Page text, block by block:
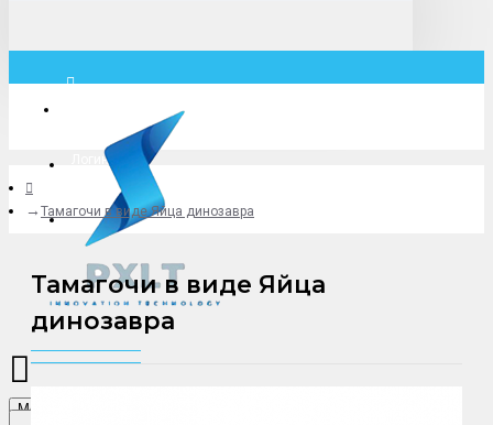
Логин
+79775619766
Menu
Тамагочи в виде Яйца динозавра
Тамагочи в виде Яйца
динозавра